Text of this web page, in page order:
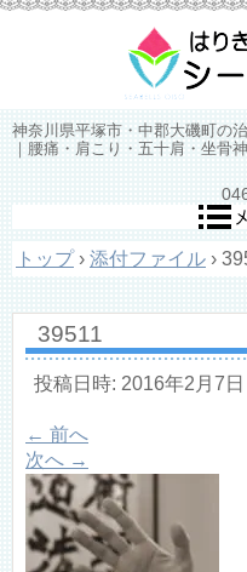
神奈川県平塚市・中郡大磯町の
｜腰痛・肩こり・五十肩・坐骨
トップ › 添付ファイル ›
39511
投稿日時: 2016年2月7日
← 前へ
次へ →